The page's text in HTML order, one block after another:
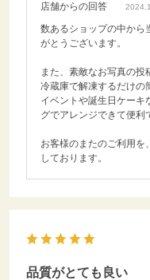
店舗からの回答
数あるショップの中から
がとうございます。
また、素敵なお写真の投
冷蔵庫で解凍するだけの
イベントや誕生日ケーキ
グでアレンジできて便利
お客様のまたのご利用を
しております。
品質がとても良い